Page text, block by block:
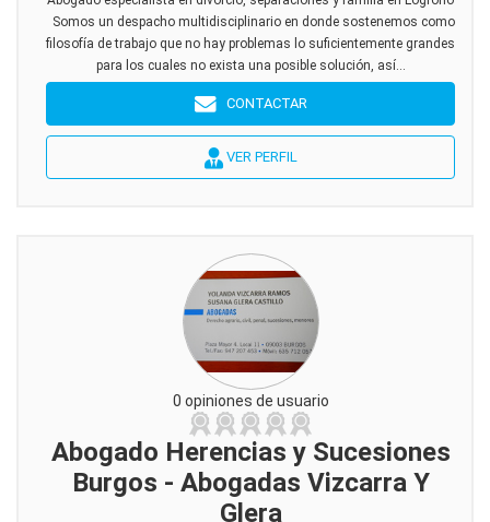
Somos un despacho multidisciplinario en donde sostenemos como
filosofía de trabajo que no hay problemas lo suficientemente grandes
para los cuales no exista una posible solución, así...
CONTACTAR
VER PERFIL
0 opiniones de usuario
Abogado Herencias y Sucesiones
Burgos - Abogadas Vizcarra Y
Glera